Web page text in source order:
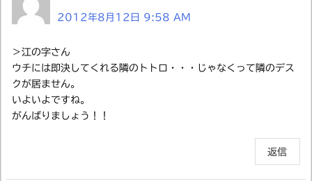
2012年8月12日 9:58 AM
＞江の字さん
ウチには即決してくれる隣のトトロ・・・じゃなくって隣のデス
クが居ません。
いよいよですね。
がんばりましょう！！
返信